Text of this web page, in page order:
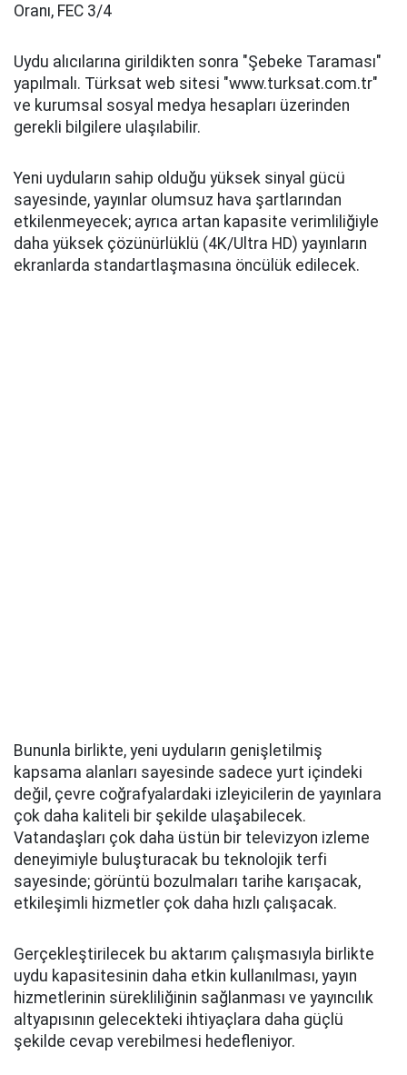
Oranı, FEC 3/4
Uydu alıcılarına girildikten sonra "Şebeke Taraması"
yapılmalı. Türksat web sitesi "www.turksat.com.tr"
ve kurumsal sosyal medya hesapları üzerinden
gerekli bilgilere ulaşılabilir.
Yeni uyduların sahip olduğu yüksek sinyal gücü
sayesinde, yayınlar olumsuz hava şartlarından
etkilenmeyecek; ayrıca artan kapasite verimliliğiyle
daha yüksek çözünürlüklü (4K/Ultra HD) yayınların
ekranlarda standartlaşmasına öncülük edilecek.
Bununla birlikte, yeni uyduların genişletilmiş
kapsama alanları sayesinde sadece yurt içindeki
değil, çevre coğrafyalardaki izleyicilerin de yayınlara
çok daha kaliteli bir şekilde ulaşabilecek.
Vatandaşları çok daha üstün bir televizyon izleme
deneyimiyle buluşturacak bu teknolojik terfi
sayesinde; görüntü bozulmaları tarihe karışacak,
etkileşimli hizmetler çok daha hızlı çalışacak.
Gerçekleştirilecek bu aktarım çalışmasıyla birlikte
uydu kapasitesinin daha etkin kullanılması, yayın
hizmetlerinin sürekliliğinin sağlanması ve yayıncılık
altyapısının gelecekteki ihtiyaçlara daha güçlü
şekilde cevap verebilmesi hedefleniyor.